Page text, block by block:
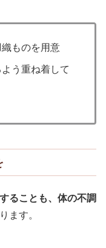
織ものを用意
う重ね着して
ることも、体の不調
ます。